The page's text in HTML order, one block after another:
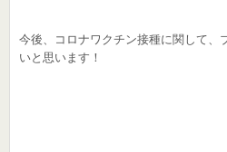
今後、コロナワクチン接種に関して、
いと思います！